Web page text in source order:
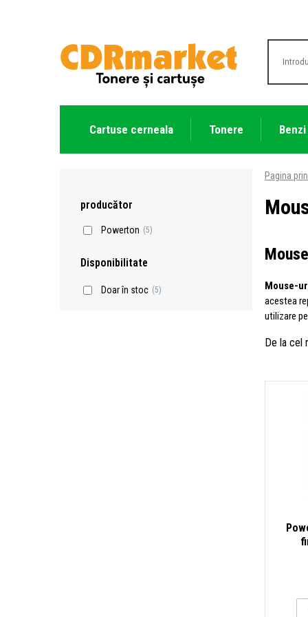
Cartuse cerneala Tonere
producător
Powerton (5)
Disponibilitate
Doar în stoc (5)
Pagina
Mouse-
acestea
utilizare
De la cel